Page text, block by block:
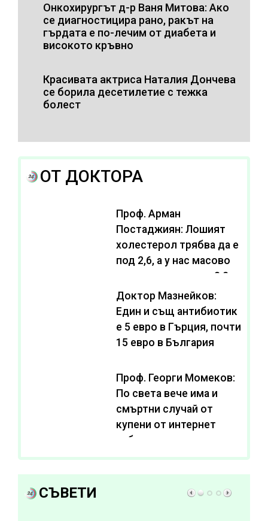
Онкохирургът д-р Ваня Митова: Ако
се диагностицира рано, ракът на
гърдата е по-лечим от диабета и
високото кръвно
Красивата актриса Наталия Дончева
се борила десетилетие с тежка
болест
ОТ ДОКТОРА
Проф. Арман
Постаджиян: Лошият
холестерол трябва да е
под 2,6, а у нас масово
се живее с нива от 3,2
Доктор Мазнейков:
Един и същ антибиотик
e 5 евро в Гърция, почти
15 евро в България
Проф. Георги Момеков:
По света вече има и
смъртни случай от
купени от интернет
субстанции за
отслабване
СЪВЕТИ